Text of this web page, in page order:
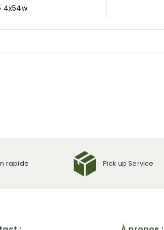
4x54w
rapide Pick up Service